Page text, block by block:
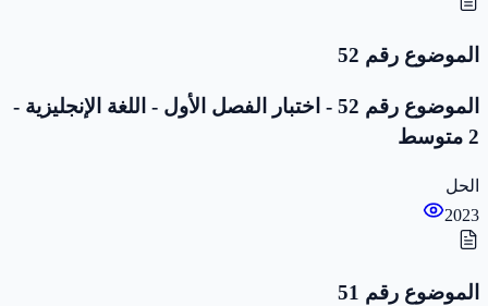
الموضوع رقم 52
الموضوع رقم 52 - اختبار الفصل الأول - اللغة الإنجليزية -
2 متوسط
الحل
2023
الموضوع رقم 51